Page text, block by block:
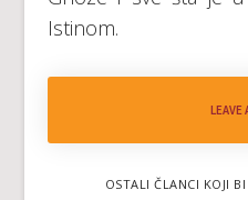
Istinom.
LEAVE
OSTALI ČLANCI KOJI